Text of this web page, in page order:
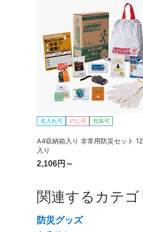
名入れ可 のし可 包装可
A4収納箱入り 非常用防災セット
入り
2,106円～
関連するカテゴ
防災グッズ